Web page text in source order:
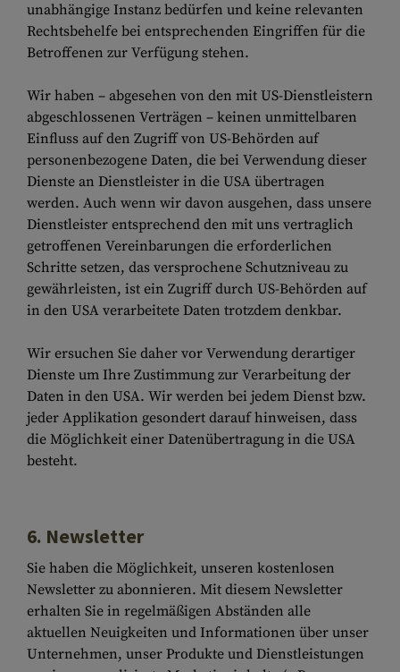
unabhängige Instanz bedürfen und keine relevanten
Rechtsbehelfe bei entsprechenden Eingriffen für die
Betroffenen zur Verfügung stehen.
Wir haben – abgesehen von den mit US-Dienstleistern
abgeschlossenen Verträgen – keinen unmittelbaren
Einfluss auf den Zugriff von US-Behörden auf
personenbezogene Daten, die bei Verwendung dieser
Dienste an Dienstleister in die USA übertragen
werden. Auch wenn wir davon ausgehen, dass unsere
Dienstleister entsprechend den mit uns vertraglich
getroffenen Vereinbarungen die erforderlichen
Schritte setzen, das versprochene Schutzniveau zu
gewährleisten, ist ein Zugriff durch US-Behörden auf
in den USA verarbeitete Daten trotzdem denkbar.
Wir ersuchen Sie daher vor Verwendung derartiger
Dienste um Ihre Zustimmung zur Verarbeitung der
Daten in den USA. Wir werden bei jedem Dienst bzw.
jeder Applikation gesondert darauf hinweisen, dass
die Möglichkeit einer Datenübertragung in die USA
besteht.
6. Newsletter
Sie haben die Möglichkeit, unseren kostenlosen
Newsletter zu abonnieren. Mit diesem Newsletter
erhalten Sie in regelmäßigen Abständen alle
aktuellen Neuigkeiten und Informationen über unser
Unternehmen, unser Produkte und Dienstleistungen